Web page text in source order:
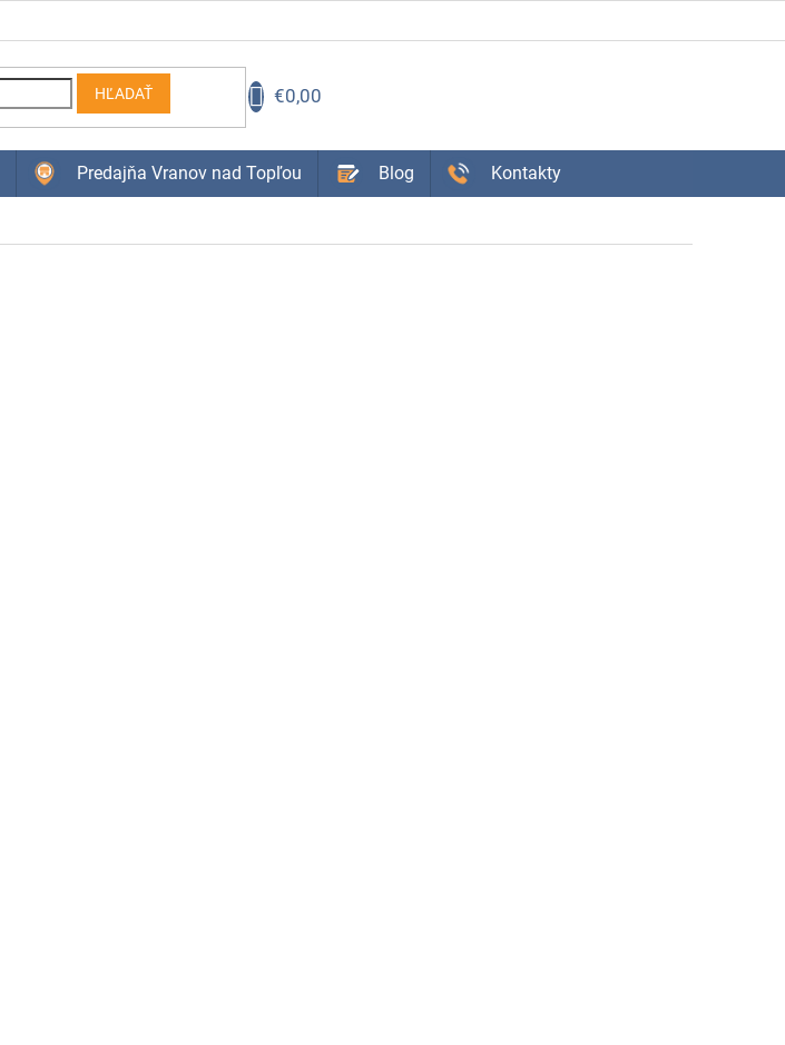
HĽADAŤ
KOŠÍK
€0,00
Predajňa Vranov nad Topľou Blog Kontakty